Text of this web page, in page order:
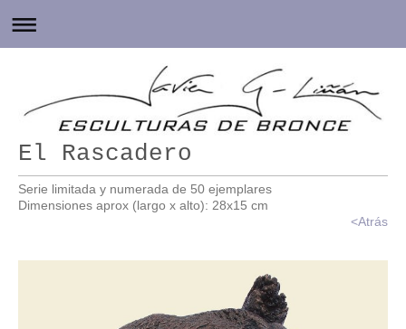
El Rascadero
Serie limitada y numerada de 50 ejemplares
Dimensiones aprox (largo x alto): 28x15 cm
<Atrás